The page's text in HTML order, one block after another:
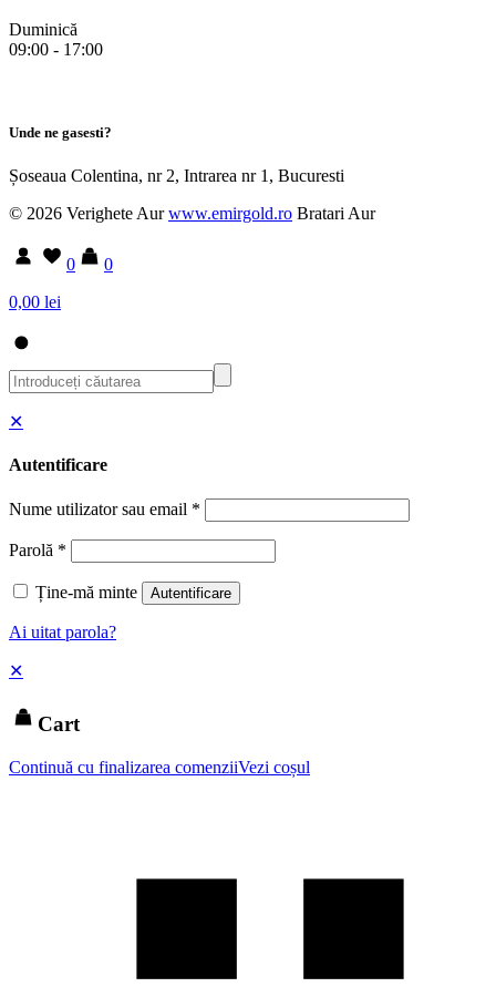
Duminică
09:00 - 17:00
Unde ne gasesti?
Șoseaua Colentina, nr 2, Intrarea nr 1, Bucuresti
© 2026 Verighete Aurwww.emirgold.ro Bratari Aur
0
0
0,00 lei
✕
Autentificare
Nume utilizator sau email *
Parolă *
Ține-mă minte Autentificare
Ai uitat parola?
✕
Cart
Continuă cu finalizarea comenziiVezi coșul